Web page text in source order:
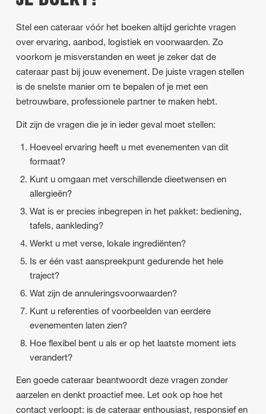
Stel een cateraar vóór het boeken altijd gerichte vragen
over ervaring, aanbod, logistiek en voorwaarden. Zo
voorkom je misverstanden en weet je zeker dat de
cateraar past bij jouw evenement. De juiste vragen stellen
is de snelste manier om te bepalen of je met een
betrouwbare, professionele partner te maken hebt.
Dit zijn de vragen die je in ieder geval moet stellen:
Hoeveel ervaring heeft u met evenementen van dit
formaat?
Kunt u omgaan met verschillende dieetwensen en
allergieën?
Wat is er precies inbegrepen in het pakket: bediening,
tafels, aankleding?
Werkt u met verse, lokale ingrediënten?
Is er één vast aanspreekpunt gedurende het hele
traject?
Wat zijn de annuleringsvoorwaarden?
Kunt u referenties of voorbeelden van eerdere
evenementen laten zien?
Hoe flexibel bent u als er op het laatste moment iets
verandert?
Een goede cateraar beantwoordt deze vragen zonder
aarzelen en denkt proactief mee. Let ook op hoe het
contact verloopt: is de cateraar enthousiast, responsief en